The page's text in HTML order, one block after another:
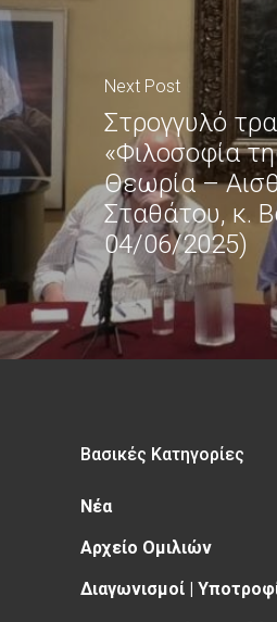
Next Post
Στρογγυλό
«Φιλοσοφία
Θεωρία –
Σταθάτου, κ.
04/06/2025)
Βασικές Κατηγορίες
Νέα
Αρχείο Ομιλιών
Διαγωνισμοί |